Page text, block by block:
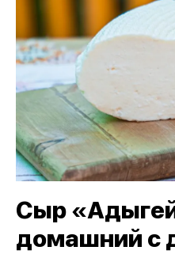
Сыр
домашний с